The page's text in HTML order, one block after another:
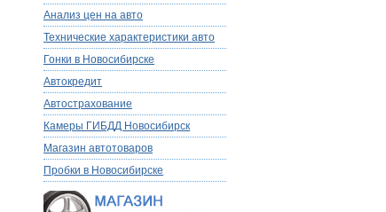
Анализ цен на авто
Технические характеристики авто
Гонки в Новосибирске
Автокредит
Автострахование
Камеры ГИБДД Новосибирск
Магазин автотоваров
Пробки в Новосибирске